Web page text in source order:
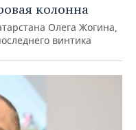
колонна
Олега Жогина,
винтика